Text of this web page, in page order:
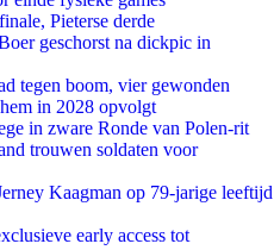
Pieterse derde
geschorst na dickpic in
tegen boom, vier gewonden
in 2028 opvolgt
in zware Ronde van Polen-rit
trouwen soldaten voor
Kaagman op 79-jarige leeftijd
early access tot